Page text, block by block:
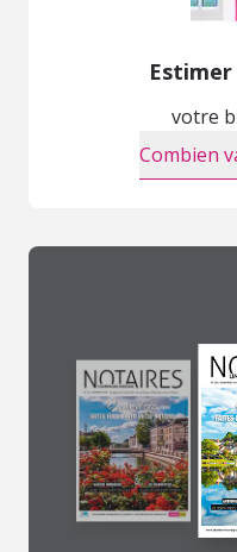
votre
Combien